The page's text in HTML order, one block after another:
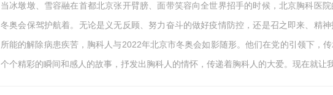
当冰墩墩、雪容融在首都北京张开臂膀、面带笑容向全世界招手的时候，北京胸科医
冬奥会保驾护航着。无论是义无反顾、努力奋斗的做好疫情防控，还是召之即来、精
所能的解除病患疾苦，胸科人与2022年北京市冬奥会如影随形。他们在党的引领下，
个个精彩的瞬间和感人的故事，抒发出胸科人的情怀，传递着胸科人的大爱。现在就让